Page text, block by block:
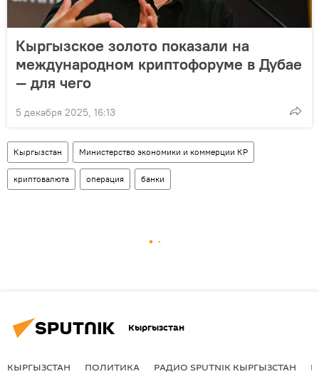
Кыргызское золото показали на
международном криптофоруме в Дубае
— для чего
5 декабря 2025, 16:13
Кыргызстан Министерство экономики и коммерции КР
криптовалюта операция банки
Кыргызстан
КЫРГЫЗСТАН ПОЛИТИКА РАДИО SPUTNIK КЫРГЫЗСТАН